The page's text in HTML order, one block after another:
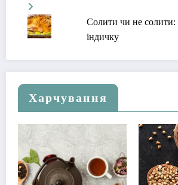
Солити чи не солити:
індичку
Харчування